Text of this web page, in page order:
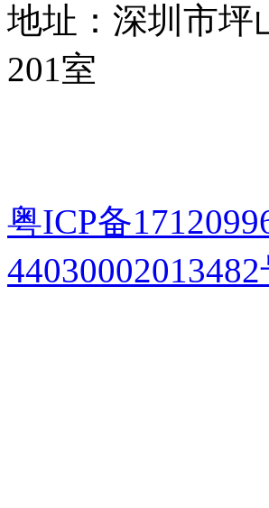
地址：深圳市坪
201室
粤ICP备